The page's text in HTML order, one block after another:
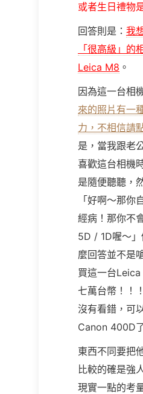
或者生日禮物
回答則是： 我
「很高級」的
Leica M8 。
因為這一台相
來的照片有一
力，不相信請
是，當我跟老
喜歡這台相機
是隨便聽聽，
「好啊～那你
經病！那你不
5D / 1D喔～
麼回答並不是
買這一台
七萬台幣！！
沒有看錯，可
Canon 400D
東西不同要把
比較的確是強
現實一點的考